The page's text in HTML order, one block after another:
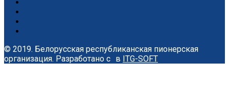
© 2019. Белорусская республиканская пионерская
организация. Разработано с в ITG-SOFT